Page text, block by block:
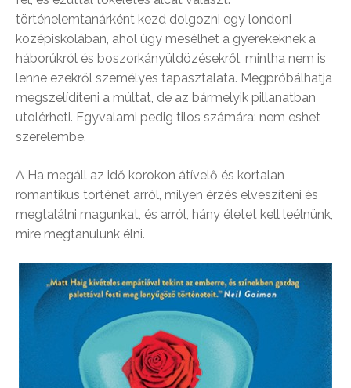
történelemtanárként kezd dolgozni egy londoni
középiskolában, ahol úgy mesélhet a gyerekeknek a
háborúkról és boszorkányüldözésekről, mintha nem is
lenne ezekről személyes tapasztalata. Megpróbálhatja
megszelídíteni a múltat, de az bármelyik pillanatban
utolérheti. Egyvalami pedig tilos számára: nem eshet
szerelembe.
A Ha megáll az idő korokon átívelő és kortalan
romantikus történet arról, milyen érzés elveszíteni és
megtalálni magunkat, és arról, hány életet kell leélnünk,
mire megtanulunk élni.